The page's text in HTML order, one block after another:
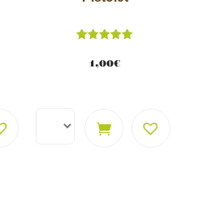
5.00
sur 5
1,00€